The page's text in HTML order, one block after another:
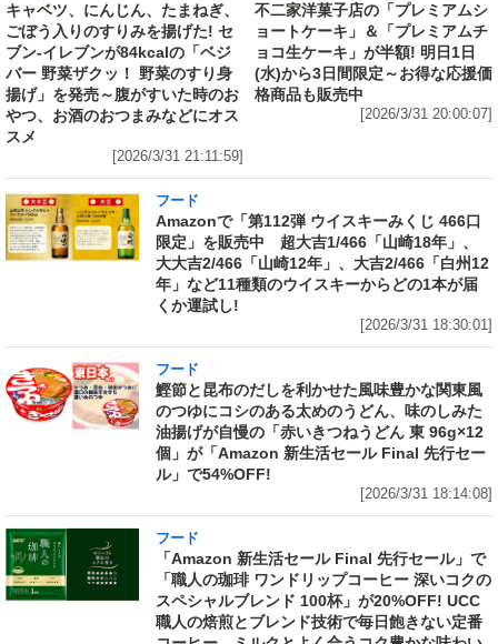
キャベツ、にんじん、たまねぎ、
ごぼう入りのすりみを揚げた! セ
ブン‐イレブンが84kcalの「ベジ
バー 野菜ザクッ！ 野菜のすり身
揚げ」を発売～腹がすいた時のお
やつ、お酒のおつまみなどにオス
スメ
[2026/3/31 21:11:59]
不二家洋菓子店の「プレミアムシ
ョートケーキ」＆「プレミアムチ
ョコ生ケーキ」が半額! 明日1日
(水)から3日間限定～お得な応援価
格商品も販売中
[2026/3/31 20:00:07]
フード
Amazonで「第112弾 ウイスキーみくじ 466口
限定」を販売中 超大吉1/466「山崎18年」、
大大吉2/466「山崎12年」、大吉2/466「白州12
年」など11種類のウイスキーからどの1本が届
くか運試し!
[2026/3/31 18:30:01]
フード
鰹節と昆布のだしを利かせた風味豊かな関東風
のつゆにコシのある太めのうどん、味のしみた
油揚げが自慢の「赤いきつねうどん 東 96g×12
個」が「Amazon 新生活セール Final 先行セー
ル」で54%OFF!
[2026/3/31 18:14:08]
フード
「Amazon 新生活セール Final 先行セール」で
「職人の珈琲 ワンドリップコーヒー 深いコクの
スペシャルブレンド 100杯」が20%OFF! UCC
職人の焙煎とブレンド技術で毎日飽きない定番